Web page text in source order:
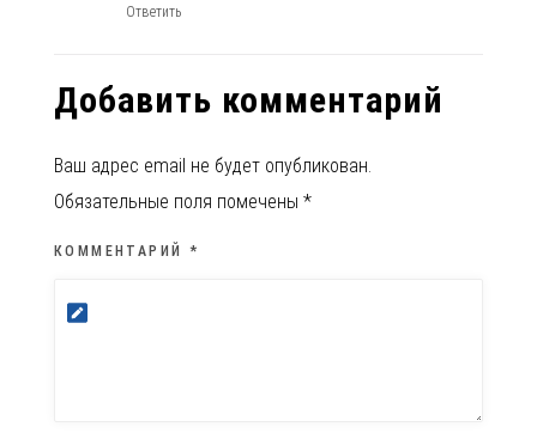
Ответить
Добавить комментарий
Ваш адрес email не будет опубликован.
Обязательные поля помечены *
КОММЕНТАРИЙ *